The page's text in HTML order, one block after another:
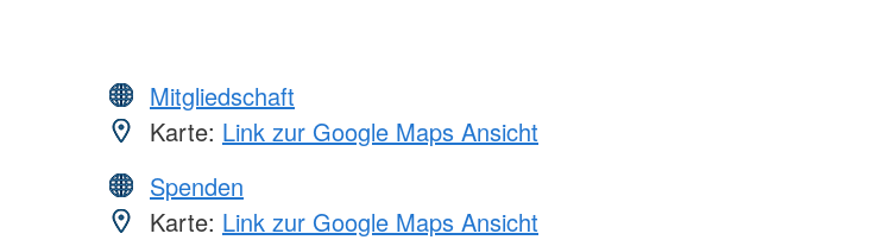
Mitgliedschaft
Karte: Link zur Google Maps Ansicht
Spenden
Karte: Link zur Google Maps Ansicht